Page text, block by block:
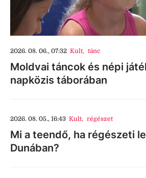
2026. 08. 06., 07:32 Kult, tánc
Moldvai táncok és népi
napközis táborában
2026. 08. 05., 16:43 Kult, régészet
Mi a teendő, ha régészeti
Dunában?